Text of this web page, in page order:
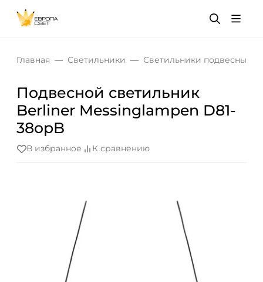
Главная Светильники Светильники подвесные
Подвесной светильник
Berliner Messinglampen D81-
38opB
В избранное К сравнению